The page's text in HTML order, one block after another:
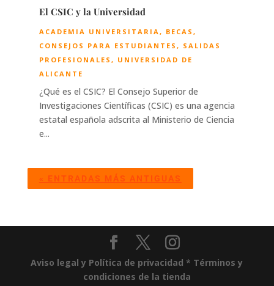
El CSIC y la Universidad
ACADEMIA UNIVERSITARIA, BECAS ,
CONSEJOS PARA ESTUDIANTES , SALIDAS
PROFESIONALES , UNIVERSIDAD DE
ALICANTE
¿Qué es el CSIC? El Consejo Superior de
Investigaciones Científicas (CSIC) es una agencia
estatal española adscrita al Ministerio de Ciencia
e...
« ENTRADAS MÁS ANTIGUAS
Aviso legal y Política de privacidad * Términos y
condiciones de la tienda